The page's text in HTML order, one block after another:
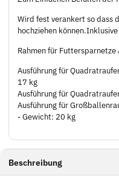
Wird fest verankert so dass
hochziehen
Rahmen für
Ausführung für
17 kg
Ausführung für
Ausführung für
- Gewicht: 20 kg
Beschreibung